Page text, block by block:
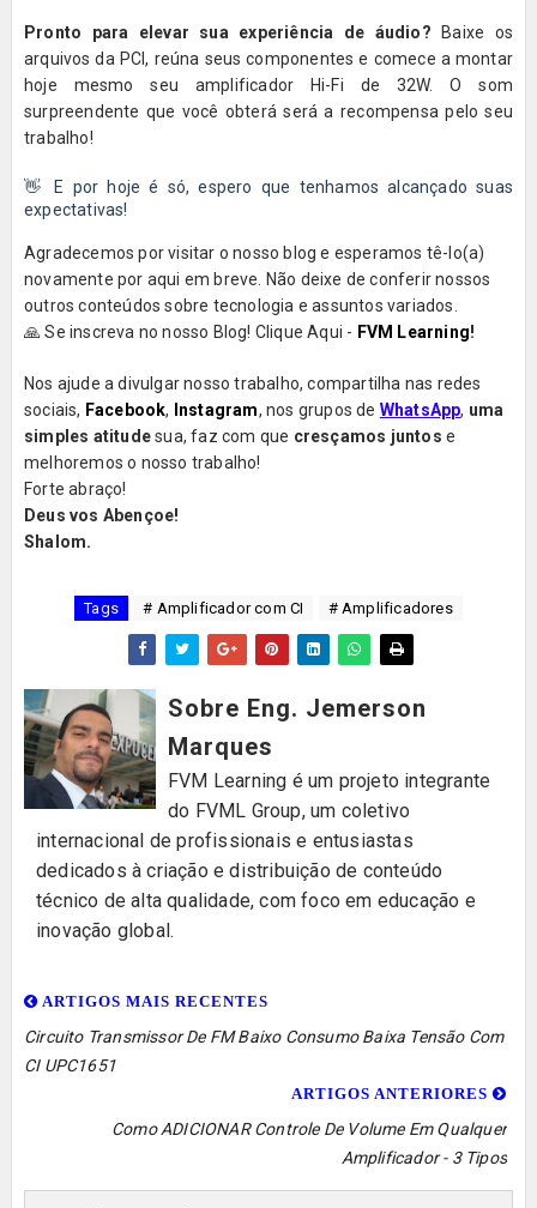
Pronto para elevar sua experiência de áudio? Baixe os
arquivos da PCI, reúna seus componentes e comece a montar
hoje mesmo seu amplificador Hi-Fi de 32W. O som
surpreendente que você obterá será a recompensa pelo seu
trabalho!
👋 E por hoje é só, espero que tenhamos alcançado suas
expectativas!
Agradecemos por visitar o nosso blog e esperamos tê-lo(a)
novamente por aqui em breve. Não deixe de conferir nossos
outros conteúdos sobre tecnologia e assuntos variados.
🙏 Se inscreva no nosso Blog! Clique Aqui - FVM Learning!
Nos ajude a divulgar nosso trabalho, compartilha nas redes
sociais, Facebook, Instagram, nos grupos de WhatsApp, uma
simples atitudesua, faz com que cresçamos juntos e
melhoremos o nosso trabalho!
Forte abraço!
Deus vos Abençoe!
Shalom.
Tags # Amplificador com CI # Amplificadores
Sobre Eng. Jemerson
Marques
FVM Learning é um projeto integrante
do FVML Group, um coletivo
internacional de profissionais e entusiastas
dedicados à criação e distribuição de conteúdo
técnico de alta qualidade, com foco em educação e
inovação global.
ARTIGOS MAIS RECENTES
Circuito Transmissor De FM Baixo Consumo Baixa Tensão Com
CI UPC1651
ARTIGOS ANTERIORES
Como ADICIONAR Controle De Volume Em Qualquer
Amplificador - 3 Tipos